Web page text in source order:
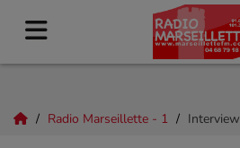
Radio Marseillette - 1 Interview